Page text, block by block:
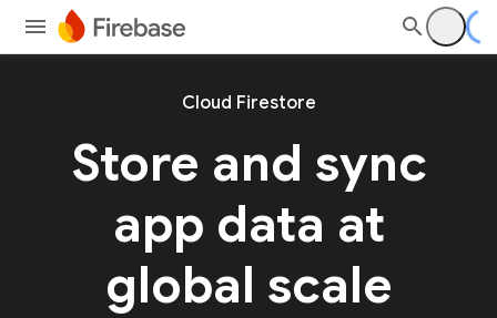
Cloud Firestore
Store and sync
app data at
global scale